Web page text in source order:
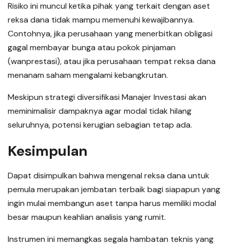
Risiko ini muncul ketika pihak yang terkait dengan aset
reksa dana tidak mampu memenuhi kewajibannya.
Contohnya, jika perusahaan yang menerbitkan obligasi
gagal membayar bunga atau pokok pinjaman
(wanprestasi), atau jika perusahaan tempat reksa dana
menanam saham mengalami kebangkrutan.
Meskipun strategi diversifikasi Manajer Investasi akan
meminimalisir dampaknya agar modal tidak hilang
seluruhnya, potensi kerugian sebagian tetap ada.
Kesimpulan
Dapat disimpulkan bahwa mengenal reksa dana untuk
pemula merupakan jembatan terbaik bagi siapapun yang
ingin mulai membangun aset tanpa harus memiliki modal
besar maupun keahlian analisis yang rumit.
Instrumen ini memangkas segala hambatan teknis yang